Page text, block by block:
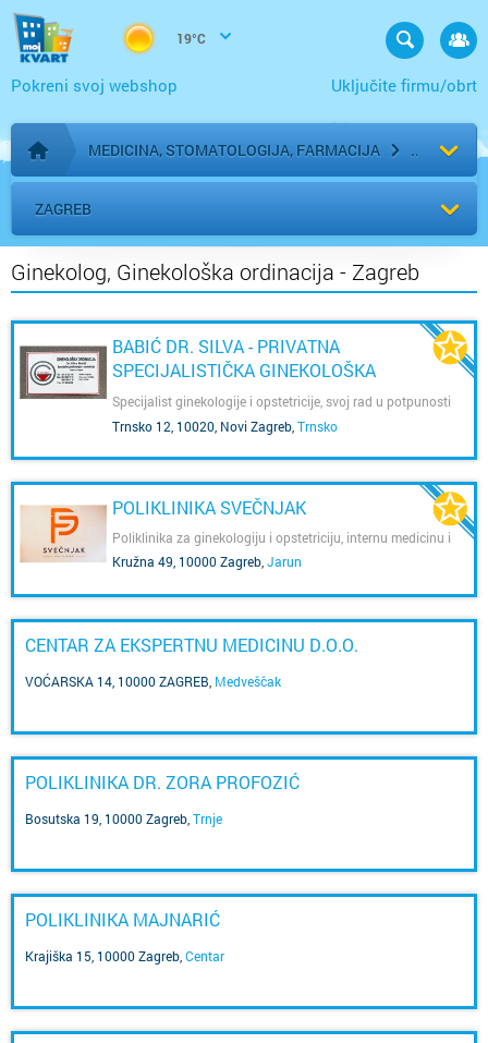
19°C
Uključite firmu/obrt
Pokreni svoj webshop
Početna stranica
MEDICINA, STOMATOLOGIJA, FARMACIJA
ZAGREB
Ginekolog, Ginekološka ordinacija - Zagreb
BABIĆ DR. SILVA - PRIVATNA
SPECIJALISTIČKA GINEKOLOŠKA
ORDINACIJA
Specijalist ginekologije i opstetricije, svoj rad u potpunosti
prilagođavam blagodatima privatne ordinacije koja
uspješno djeluje već 15 godina!
Trnsko 12, 10020, Novi Zagreb Trnsko
POLIKLINIKA SVEČNJAK
Poliklinika za ginekologiju i opstetriciju, internu medicinu i
radiologiju - mamografiju
Kružna 49, 10000 Zagreb,Jarun
CENTAR ZA EKSPERTNU MEDICINU D.O.O.
VOĆARSKA 14, 10000 ZAGREB Medveščak
POLIKLINIKA DR. ZORA PROFOZIĆ
Bosutska 19, 10000 Zagreb Trnje
POLIKLINIKA MAJNARIĆ
Krajiška 15, 10000 Zagreb Centar